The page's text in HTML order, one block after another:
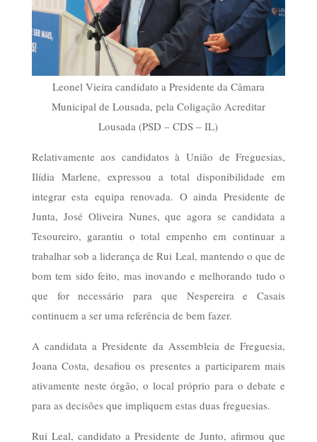
Leonel Vieira candidato a Presidente da Câmara
Municipal de Lousada, pela Coligação Acreditar
Lousada (PSD – CDS – IL)
Relativamente aos candidatos à União de Freguesias,
Ilídia Marlene, expressou a total disponibilidade em
integrar esta equipa renovada. O ainda Presidente de
Junta, José Oliveira Nunes, que agora se candidata a
Tesoureiro, garantiu o total empenho em continuar a
trabalhar sob a liderança de Rui Leal, mantendo o que de
bom tem sido feito, mas inovando e melhorando tudo o
que for necessário para que Nespereira e Casais
continuem a ser uma referência de bem fazer.
A candidata a Presidente da Assembleia de Freguesia,
Joana Costa, desafiou os presentes a participarem mais
ativamente neste órgão, o local próprio para o debate e
para as decisões que impliquem estas duas freguesias.
Rui Leal, candidato a Presidente de Junto, afirmou que